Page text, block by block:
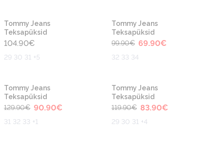
Tommy Jeans
Teksapüksid
104.90€
29 30 31 +5
Tommy Jeans
Teksapüksid
99.90€ 69.90€
32 33 34
Tommy Jeans
Teksapüksid
129.90€ 90.90€
31 32 33 +1
Tommy Jeans
Teksapüksid
119.90€ 83.90€
29 30 31 +4